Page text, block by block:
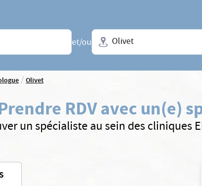
et/ou
Ville + N° de département,
/Olivet
RDV avec un(e)
un spécialiste au sein des cliniques